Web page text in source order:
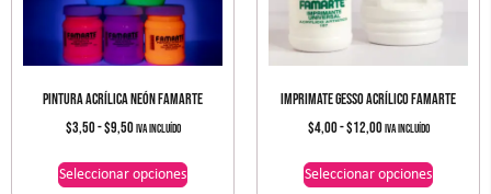
PINTURA ACRÍLICA NEÓN FAMARTE
$3,50-$9,50 IVA incluído
Seleccionar opciones
IMPRIMATE GESSO ACRÍLICO FAMARTE
$4,00-$12,00 IVA incluído
Seleccionar opciones